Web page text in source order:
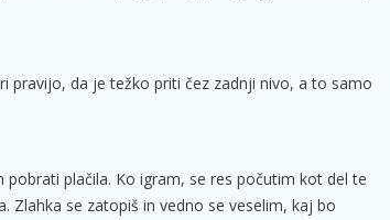
pravijo, da je težko priti čez zadnji nivo, a to samo
plačila. Ko igram, se res počutim kot del te
Zlahka se zatopiš in vedno se veselim, kaj bo